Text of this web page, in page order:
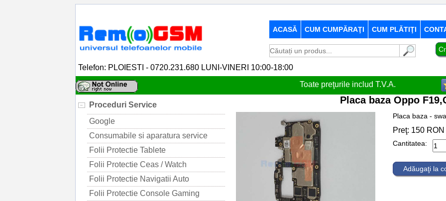
ACASĂ CUM CUMPĂRAŢI CUM PLĂTIŢI
Telefon: PLOIESTI - 0720.231.680 LUNI-VINERI 10:00-18:00
Toate preţurile includ T.V.A.
Proceduri Service
Google
Consumabile si aparatura service
Folii Protectie Tablete
Folii Protectie Ceas / Watch
Folii Protectie Navigatii Auto
Folii Protectie Console Gaming
Placa baza Oppo
Placa baza -
Preţ: 150 RON
Cantitatea:
Adăugaţi la